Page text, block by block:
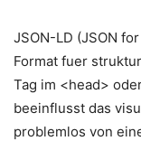
JSON-LD (JSON
Format fuer
Tag im <head>
beeinflusst das
problemlos von